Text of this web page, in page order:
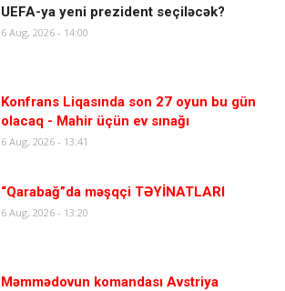
UEFA-ya yeni prezident seçiləcək?
6 Aug, 2026 - 14:00
Konfrans Liqasında son 27 oyun bu gün
olacaq - Mahir üçün ev sınağı
6 Aug, 2026 - 13:41
“Qarabağ”da məşqçi TƏYİNATLARI
6 Aug, 2026 - 13:20
Məmmədovun komandası Avstriya